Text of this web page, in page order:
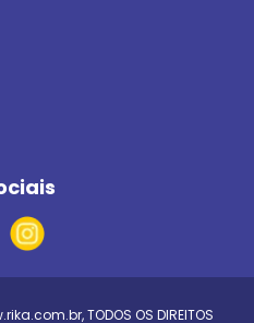
, TODOS OS DIREITOS